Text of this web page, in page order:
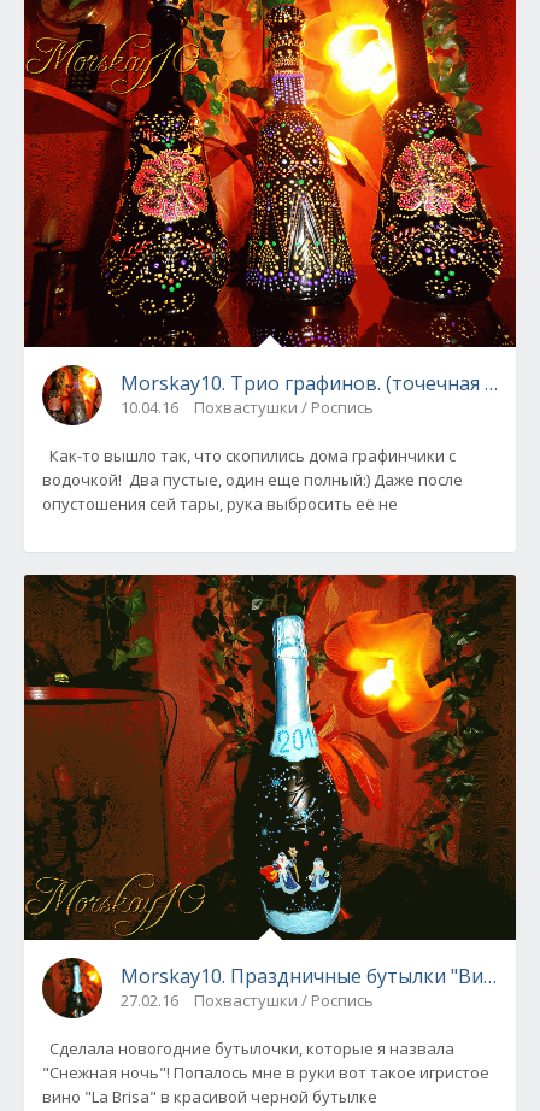
Morskay10. Трио графинов. (точечная
10.04.16 Похвастушки / Роспись
Как-то вышло так, что скопились дома графинчики с
водочкой! Два пустые, один еще полный:) Даже после
опустошения сей тары, рука выбросить её не
Morskay10. Праздничные бутылки
27.02.16 Похвастушки / Роспись
Сделала новогодние бутылочки, которые я назвала
"Снежная ночь"! Попалось мне в руки вот такое игристое
вино "La Brisa" в красивой черной бутылке